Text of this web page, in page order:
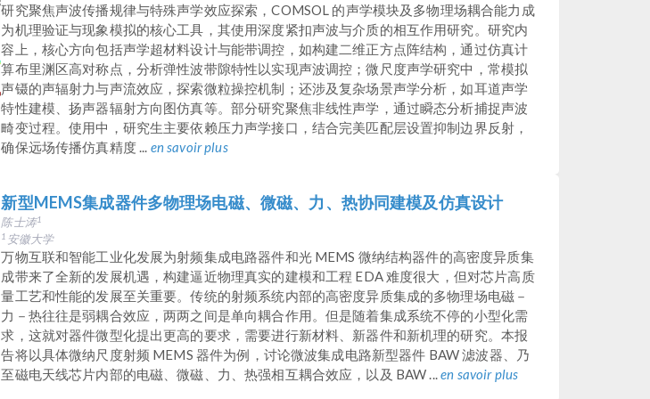
研究聚焦声波传播规律与特殊声学效应探索，COMSOL 的声学模块及多物理场耦合能力成
为机理验证与现象模拟的核心工具，其使用深度紧扣声波与介质的相互作用研究。研究内
容上，核心方向包括声学超材料设计与能带调控，如构建二维正方点阵结构，通过仿真计
算布里渊区高对称点，分析弹性波带隙特性以实现声波调控；微尺度声学研究中，常模拟
声镊的声辐射力与声流效应，探索微粒操控机制；还涉及复杂场景声学分析，如耳道声学
特性建模、扬声器辐射方向图仿真等。部分研究聚焦非线性声学，通过瞬态分析捕捉声波
畸变过程。使用中，研究生主要依赖压力声学接口，结合完美匹配层设置抑制边界反射，
确保远场传播仿真精度 ... en savoir plus
新型MEMS集成器件多物理场电磁、微磁、力、热协同建模及仿真设计
陈士涛1
1 安徽大学
万物互联和智能工业化发展为射频集成电路器件和光 MEMS 微纳结构器件的高密度异质集
成带来了全新的发展机遇，构建逼近物理真实的建模和工程 EDA 难度很大，但对芯片高质
量工艺和性能的发展至关重要。传统的射频系统内部的高密度异质集成的多物理场电磁－
力－热往往是弱耦合效应，两两之间是单向耦合作用。但是随着集成系统不停的小型化需
求，这就对器件微型化提出更高的要求，需要进行新材料、新器件和新机理的研究。本报
告将以具体微纳尺度射频 MEMS 器件为例，讨论微波集成电路新型器件 BAW 滤波器、乃
至磁电天线芯片内部的电磁、微磁、力、热强相互耦合效应，以及 BAW ...en savoir plus